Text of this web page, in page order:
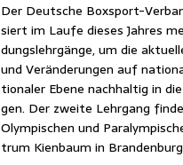
Der Deut­sche Box­sport-
siert im Lau­fe die­ses Jah­res
dungs­lehr­gän­ge, um die
und Ver­än­de­run­gen auf
tio­na­ler Ebe­ne nach­hal­tig in
gen. Der zwei­te Lehr­gang
Olym­pi­schen und
trum Kien­baum in